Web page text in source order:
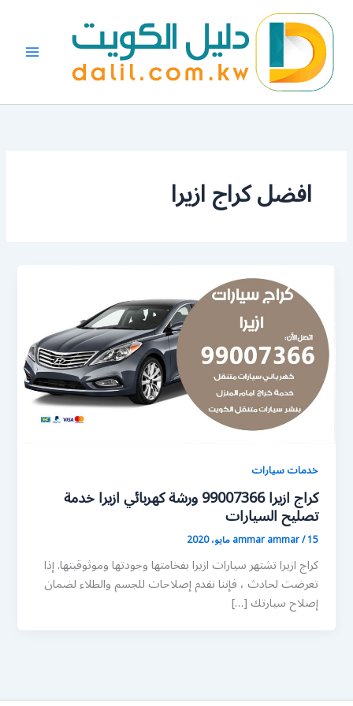
المحتوى
افضل كراج ازيرا
خدمات سيارات
كراج ازيرا 99007366 ورشة كهربائي ازيرا خدمة
تصليح السيارات
ammar ammar/15 مايو، 2020
كراج ازيرا تشتهر سيارات ازيرا بفخامتها وجودتها وموثوقيتها. إذا
تعرضت لحادث ، فإننا نقدم إصلاحات للجسم والطلاء لضمان
إصلاح سيارتك […]